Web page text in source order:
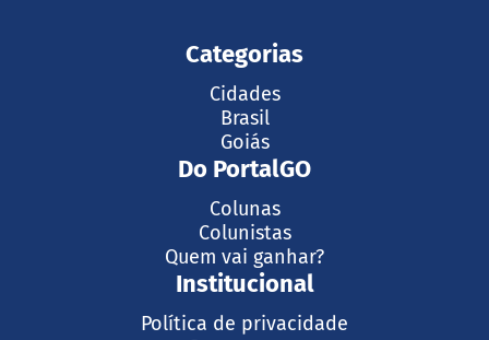
Categorias
Cidades
Brasil
Goiás
Do PortalGO
Colunas
Colunistas
Quem vai ganhar?
Institucional
Política de privacidade